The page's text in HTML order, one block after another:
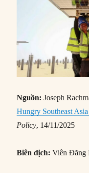
Nguồn: Joseph
Hungry Southeast
Policy, 14/11/2025
Biên dịch:Viên Đăng